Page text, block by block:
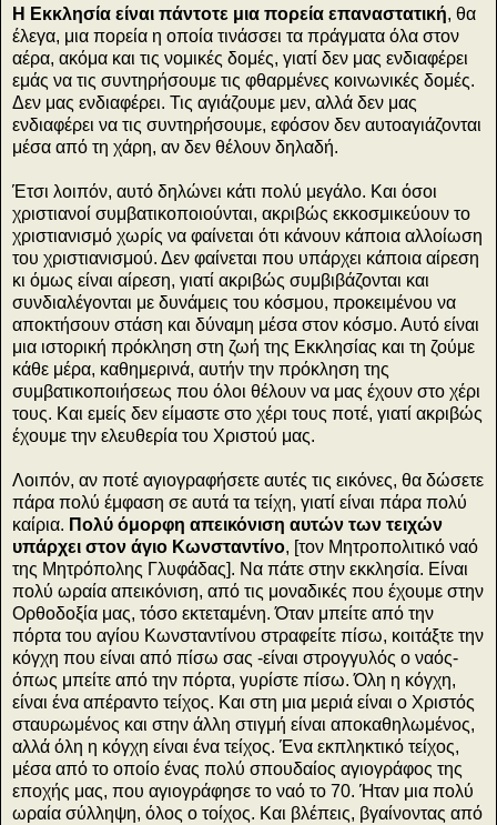
Η Εκκλησία είναι πάντοτε μια πορεία επαναστατική, θα
έλεγα, μια πορεία η οποία τινάσσει τα πράγματα όλα στον
αέρα, ακόμα και τις νομικές δομές, γιατί δεν μας ενδιαφέρει
εμάς να τις συντηρήσουμε τις φθαρμένες κοινωνικές δομές.
Δεν μας ενδιαφέρει. Τις αγιάζουμε μεν, αλλά δεν μας
ενδιαφέρει να τις συντηρήσουμε, εφόσον δεν αυτοαγιάζονται
μέσα από τη χάρη, αν δεν θέλουν δηλαδή.
Έτσι λοιπόν, αυτό δηλώνει κάτι πολύ μεγάλο. Και όσοι
χριστιανοί συμβατικοποιούνται, ακριβώς εκκοσμικεύουν το
χριστιανισμό χωρίς να φαίνεται ότι κάνουν κάποια αλλοίωση
του χριστιανισμού. Δεν φαίνεται που υπάρχει κάποια αίρεση
κι όμως είναι αίρεση, γιατί ακριβώς συμβιβάζονται και
συνδιαλέγονται με δυνάμεις του κόσμου, προκειμένου να
αποκτήσουν στάση και δύναμη μέσα στον κόσμο. Αυτό είναι
μια ιστορική πρόκληση στη ζωή της Εκκλησίας και τη ζούμε
κάθε μέρα, καθημερινά, αυτήν την πρόκληση της
συμβατικοποιήσεως που όλοι θέλουν να μας έχουν στο χέρι
τους. Και εμείς δεν είμαστε στο χέρι τους ποτέ, γιατί ακριβώς
έχουμε την ελευθερία του Χριστού μας.
Λοιπόν, αν ποτέ αγιογραφήσετε αυτές τις εικόνες, θα δώσετε
πάρα πολύ έμφαση σε αυτά τα τείχη, γιατί είναι πάρα πολύ
καίρια. Πολύ όμορφη απεικόνιση αυτών των τειχών
υπάρχει στον άγιο Κωνσταντίνο, [τον Μητροπολιτικό ναό
της Μητρόπολης Γλυφάδας]. Να πάτε στην εκκλησία. Είναι
πολύ ωραία απεικόνιση, από τις μοναδικές που έχουμε στην
Ορθοδοξία μας, τόσο εκτεταμένη. Όταν μπείτε από την
πόρτα του αγίου Κωνσταντίνου στραφείτε πίσω, κοιτάξτε την
κόγχη που είναι από πίσω σας -είναι στρογγυλός ο ναός-
όπως μπείτε από την πόρτα, γυρίστε πίσω. Όλη η κόγχη,
είναι ένα απέραντο τείχος. Και στη μια μεριά είναι ο Χριστός
σταυρωμένος και στην άλλη στιγμή είναι αποκαθηλωμένος,
αλλά όλη η κόγχη είναι ένα τείχος. Ένα εκπληκτικό τείχος,
μέσα από το οποίο ένας πολύ σπουδαίος αγιογράφος της
εποχής μας, που αγιογράφησε το ναό το 70. Ήταν μια πολύ
ωραία σύλληψη, όλος ο τοίχος. Και βλέπεις, βγαίνοντας από